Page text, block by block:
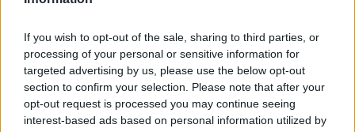
If you wish to opt-out of the sale, sharing to third parties, or
processing of your personal or sensitive information for
targeted advertising by us, please use the below opt-out
section to confirm your selection. Please note that after your
opt-out request is processed you may continue seeing
interest-based ads based on personal information utilized by
meilleur prix sur
⇑
Paroles + Traduction Téléchargement
Vidéos
Commentaires